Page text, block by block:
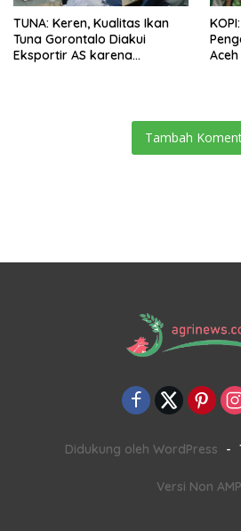
TUNA: Keren, Kualitas Ikan
Tuna Gorontalo Diakui
Eksportir AS karena
Tambah
Didukung oleh WordPress -
Versi Non AMP